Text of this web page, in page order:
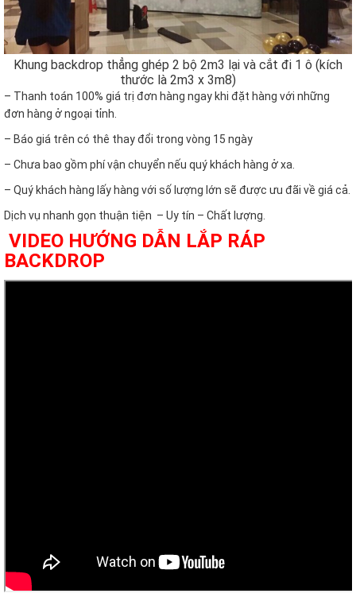
Khung backdrop thẳng ghép 2 bộ 2m3 lại và cắt đi 1 ô (kích
thước là 2m3 x 3m8)
– Thanh toán 100% giá trị đơn hàng ngay khi đặt hàng với những
đơn hàng ở ngoại tỉnh.
– Báo giá trên có thê thay đổi trong vòng 15 ngày
– Chưa bao gồm phí vận chuyển nếu quý khách hàng ở xa.
– Quý khách hàng lấy hàng với số lượng lớn sẽ được ưu đãi về giá cả.
Dịch vụ nhanh gọn thuận tiện – Uy tín – Chất lượng.
VIDEO HƯỚNG DẪN LẮP RÁP
BACKDROP